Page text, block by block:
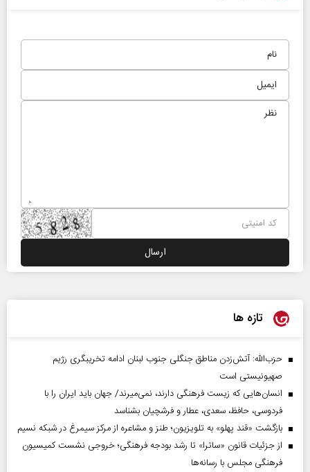
تازه ها
حزب‌الله: آتش‌زدن مناطق جنگلی جنوب لبنان ادامه تخریبگری رژیم
صهیونیستی است
انسان‌هایی که زیست فرهنگی دارند، نمی‌میرند/ جهان باید ایران را با
فردوسی، حافظ، سعدی، عطار و فرشچیان بشناسد
بازگشت «قند پهلو» به تلویزیون؛ طنز و مشاعره از مرکز سیمرغ در شبکه نسیم
از جزئیات قانون «ساترا» تا رشد بودجه فرهنگی؛ خروجی نشست کمیسیون
فرهنگی مجلس با رسانه‌ها